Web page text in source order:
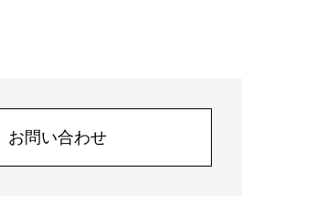
お問い合わせ